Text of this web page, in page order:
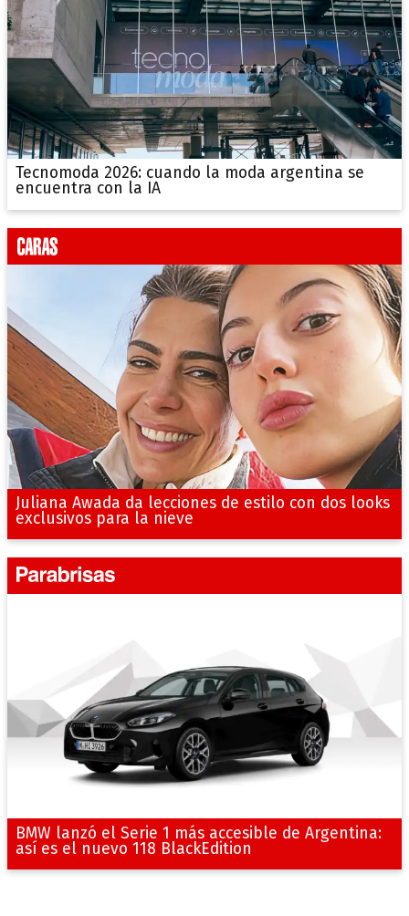
Tecnomoda 2026: cuando la moda argentina se
encuentra con la IA
Juliana Awada da lecciones de estilo con dos looks
exclusivos para la nieve
BMW lanzó el Serie 1 más accesible de Argentina:
así es el nuevo 118 BlackEdition